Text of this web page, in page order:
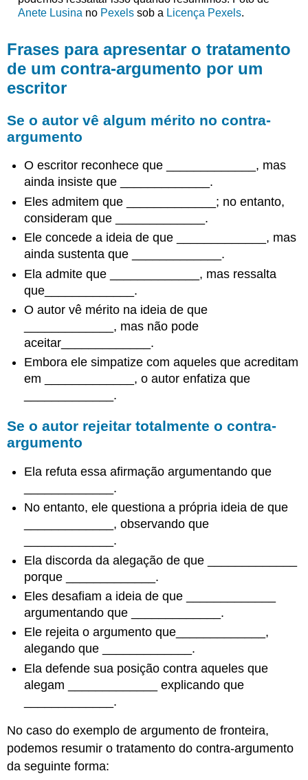
Anete Lusina no Pexelssob a Licença Pexels.
Frases para apresentar o tratamento
de um contra-argumento por um
escritor
Se o autor vê algum mérito no contra-
argumento
O escritor reconhece que _____________, mas
ainda insiste que _____________.
Eles admitem que _____________; no entanto,
consideram que _____________.
Ele concede a ideia de que _____________, mas
ainda sustenta que _____________.
Ela admite que _____________, mas ressalta
que_____________.
O autor vê mérito na ideia de que
_____________, mas não pode
aceitar_____________.
Embora ele simpatize com aqueles que acreditam
em _____________, o autor enfatiza que
_____________.
Se o autor rejeitar totalmente o contra-
argumento
Ela refuta essa afirmação argumentando que
_____________.
No entanto, ele questiona a própria ideia de que
_____________, observando que
_____________.
Ela discorda da alegação de que _____________
porque _____________.
Eles desafiam a ideia de que _____________
argumentando que _____________.
Ele rejeita o argumento que_____________,
alegando que _____________.
Ela defende sua posição contra aqueles que
alegam _____________ explicando que
_____________.
No caso do exemplo de argumento de fronteira,
podemos resumir o tratamento do contra-argumento
da seguinte forma: